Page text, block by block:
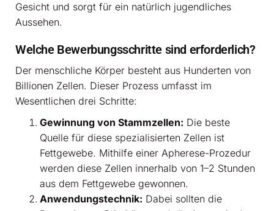
Gesicht und sorgt für ein natürlich jugendliches
Aussehen.
Welche Bewerbungsschritte sind erforderlich?
Der menschliche Körper besteht aus Hunderten von
Billionen Zellen. Dieser Prozess umfasst im
Wesentlichen drei Schritte:
Gewinnung von Stammzellen: Die beste
Quelle für diese spezialisierten Zellen ist
Fettgewebe. Mithilfe einer Apherese-Prozedur
werden diese Zellen innerhalb von 1–2 Stunden
aus dem Fettgewebe gewonnen.
Anwendungstechnik: Dabei sollten die